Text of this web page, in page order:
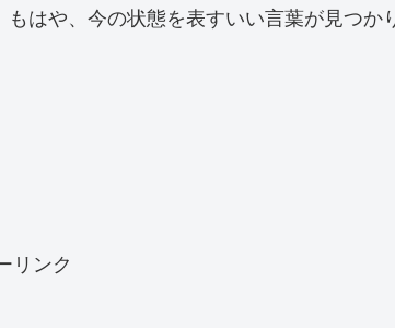
はや、今の状態を表すいい言葉が見つか
リンク